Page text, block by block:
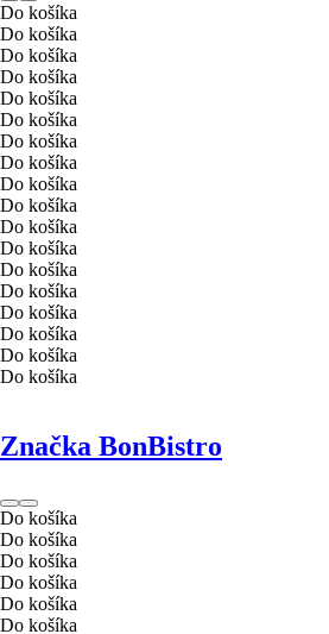
Do košíka
Do košíka
Do košíka
Do košíka
Do košíka
Do košíka
Do košíka
Do košíka
Do košíka
Do košíka
Do košíka
Do košíka
Do košíka
Do košíka
Do košíka
Do košíka
Do košíka
Do košíka
Značka BonBistro
Do košíka
Do košíka
Do košíka
Do košíka
Do košíka
Do košíka